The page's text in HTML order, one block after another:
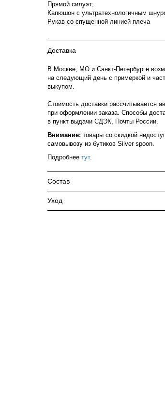
Прямой силуэт;
Капюшон с ультратехнологичным
Рукав со спущенной линией плеча
Доставка
В Москве, МО и Санкт-Петербурге
на следующий день с примеркой и
выкупом.
Стоимость доставки рассчитывается
при оформлении заказа. Способы
в пункт выдачи СДЭК, Почты России.
Внимание: товары со скидкой
самовывозу из бутиков Silver spoon.
Подробнее тут.
Состав
Уход